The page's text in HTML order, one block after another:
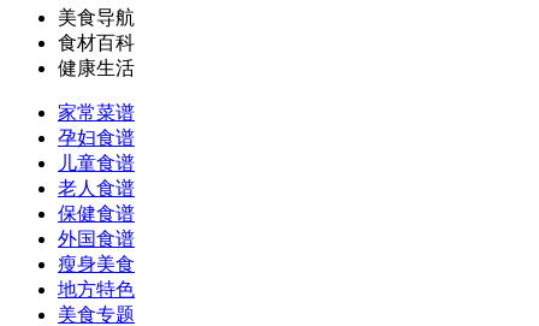
美食导航
食材百科
健康生活
家常菜谱
孕妇食谱
儿童食谱
老人食谱
保健食谱
外国食谱
瘦身美食
地方特色
美食专题